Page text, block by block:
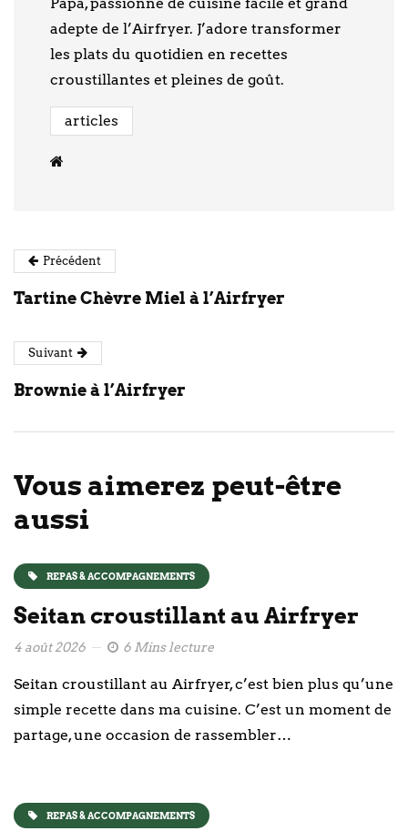
adepte de l’Airfryer. J’adore transformer
les plats du quotidien en recettes
croustillantes et pleines de goût.
articles
Précédent
Tartine Chèvre Miel à l’Airfryer
Suivant
Brownie à l’Airfryer
Vous aimerez peut-être
aussi
REPAS & ACCOMPAGNEMENTS
Seitan croustillant au Airfryer
4 août 2026 6 Mins lecture
Seitan croustillant au Airfryer, c’est bien plus qu’une
simple recette dans ma cuisine. C’est un moment de
partage, une occasion de rassembler…
REPAS & ACCOMPAGNEMENTS